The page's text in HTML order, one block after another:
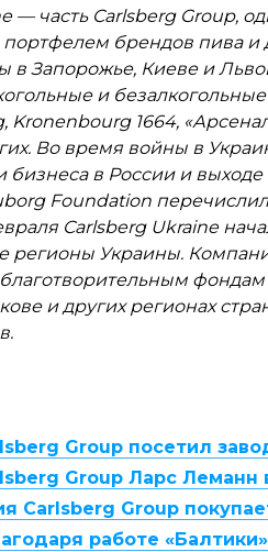
— часть Carlsberg Group,
брендов пива и
в Запорожье, Киеве и
и
Kronenbourg 1664,
Во время войны в
в России и выходе
Foundation
Carlsberg Ukraine
регионы Украины.
и других регионах
Group посетил
Group Ларс Леманн
Carlsberg Group
работе